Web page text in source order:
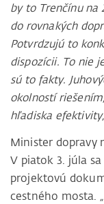
by to Trenčínu na
do rovnakých
Potvrdzujú to
dispozícii. To nie
sú to fakty.
okolností
hľadiska
Minister dopravy
V piatok 3. júla
projektovú
cestného mosta.